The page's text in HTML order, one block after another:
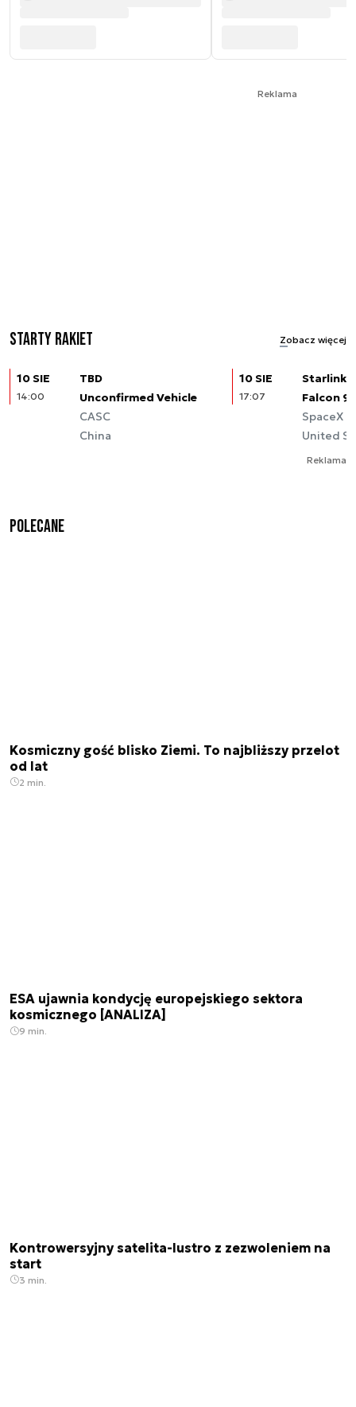
Reklama
Starty rakiet Zobacz więcej
10 SIE
14:00
TBD
Unconfirmed Vehicle
CASC
China
10 SIE
17:07
Starlink
Falcon 9
SpaceX
United
Reklama
Polecane
Kosmiczny gość blisko Ziemi. To najbliższy przelot
od lat
2 min.
ESA ujawnia kondycję europejskiego sektora
kosmicznego [ANALIZA]
9 min.
Kontrowersyjny satelita-lustro z zezwoleniem na
start
3 min.